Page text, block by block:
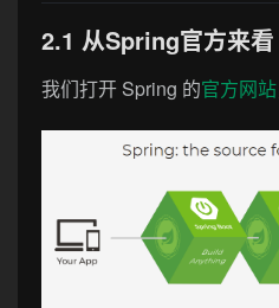
2.1 从Spring官方来看
我们打开 Spring 的官方网站